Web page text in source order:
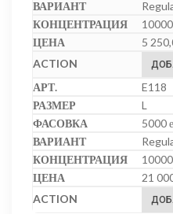
5
E118
L
5000
21